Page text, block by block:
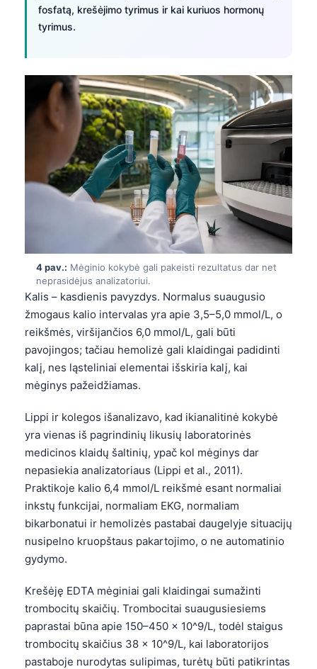
fosfatą, krešėjimo tyrimus ir kai kuriuos hormonų
tyrimus.
4 pav.: Mėginio kokybė gali pakeisti rezultatus dar net
neprasidėjus analizatoriui.
Kalis – kasdienis pavyzdys. Normalus suaugusio
žmogaus kalio intervalas yra apie 3,5–5,0 mmol/L, o
reikšmės, viršijančios 6,0 mmol/L, gali būti
pavojingos; tačiau hemolizė gali klaidingai padidinti
kalį, nes ląsteliniai elementai išskiria kalį, kai
mėginys pažeidžiamas.
Lippi ir kolegos išanalizavo, kad ikianalitinė kokybė
yra vienas iš pagrindinių likusių laboratorinės
medicinos klaidų šaltinių, ypač kol mėginys dar
nepasiekia analizatoriaus (Lippi et al., 2011).
Praktikoje kalio 6,4 mmol/L reikšmė esant normaliai
inkstų funkcijai, normaliam EKG, normaliam
bikarbonatui ir hemolizės pastabai daugelyje situacijų
nusipelno kruopštaus pakartojimo, o ne automatinio
gydymo.
Krešėję EDTA mėginiai gali klaidingai sumažinti
trombocitų skaičių. Trombocitai suaugusiesiems
paprastai būna apie 150–450 × 10^9/L, todėl staigus
trombocitų skaičius 38 × 10^9/L, kai laboratorijos
pastaboje nurodytas sulipimas, turėtų būti patikrintas